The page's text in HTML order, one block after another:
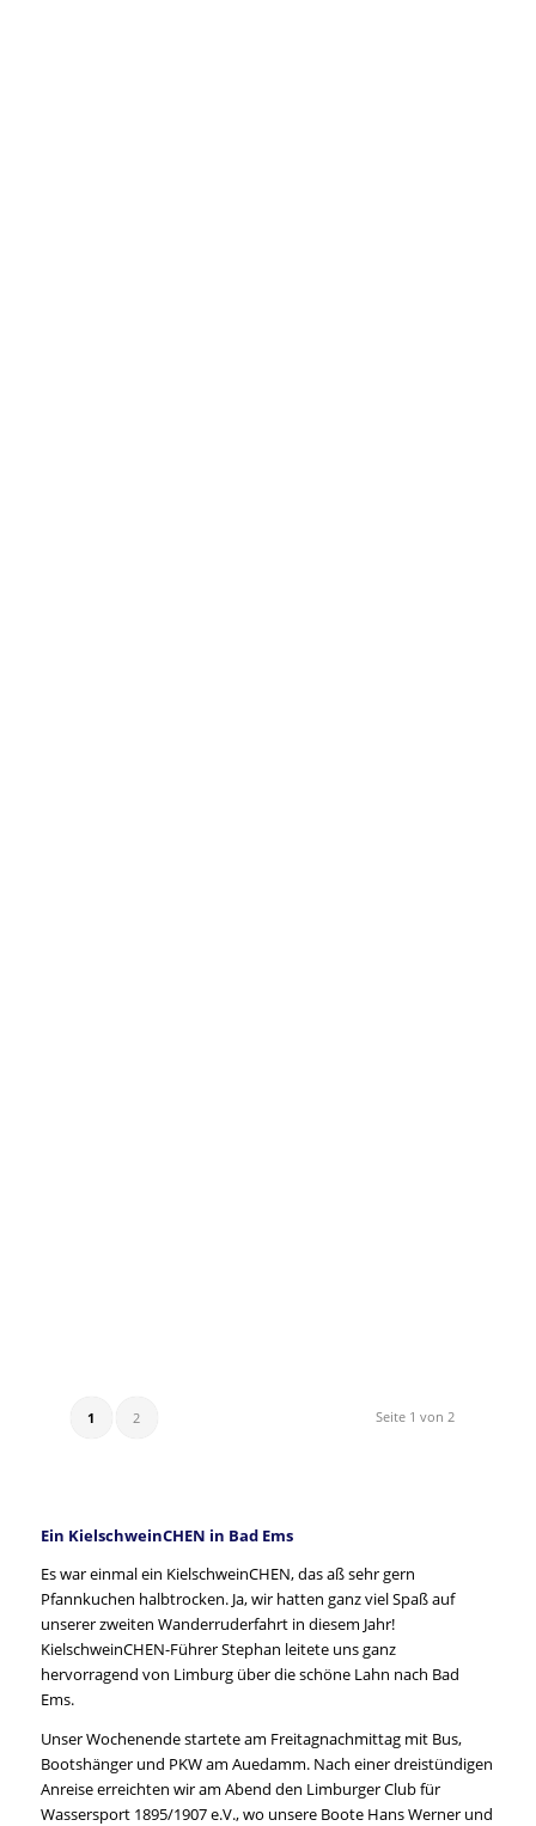
Seite 1 von 2
1 2
Ein KielschweinCHEN in Bad Ems
Es war einmal ein KielschweinCHEN, das aß sehr gern
Pfannkuchen halbtrocken. Ja, wir hatten ganz viel Spaß auf
unserer zweiten Wanderruderfahrt in diesem Jahr!
KielschweinCHEN-Führer Stephan leitete uns ganz
hervorragend von Limburg über die schöne Lahn nach Bad
Ems.
Unser Wochenende startete am Freitagnachmittag mit Bus,
Bootshänger und PKW am Auedamm. Nach einer dreistündigen
Anreise erreichten wir am Abend den Limburger Club für
Wassersport 1895/1907 e.V., wo unsere Boote Hans Werner und